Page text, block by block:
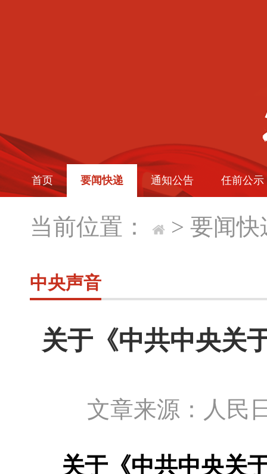
首页 要闻快递 通知公告 任前公示
当前位置： > 要闻快
中央声音
关于《中共中央关
文章来源：人
关于《中共中央关